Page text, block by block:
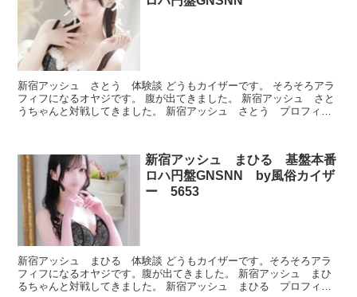
新宿アッシュ さとう 体験談 どうもカイザーです。 そろそろアラ
フィフになるオヤジです。 腹が出てきました。 新宿アッシュ さと
うちゃんと対戦してきました。 新宿アッシュ さとう プロフィー
新宿アッシュ まひる 基盤本番
ロハ円盤GNSNN by風俗カイザ
ー 5653
新宿アッシュ まひる 体験談 どうもカイザーです。そろそろアラ
フィフになるオヤジです。腹が出てきました。 新宿アッシュ まひ
るちゃんと対戦してきました。 新宿アッシュ まひる プロフィー